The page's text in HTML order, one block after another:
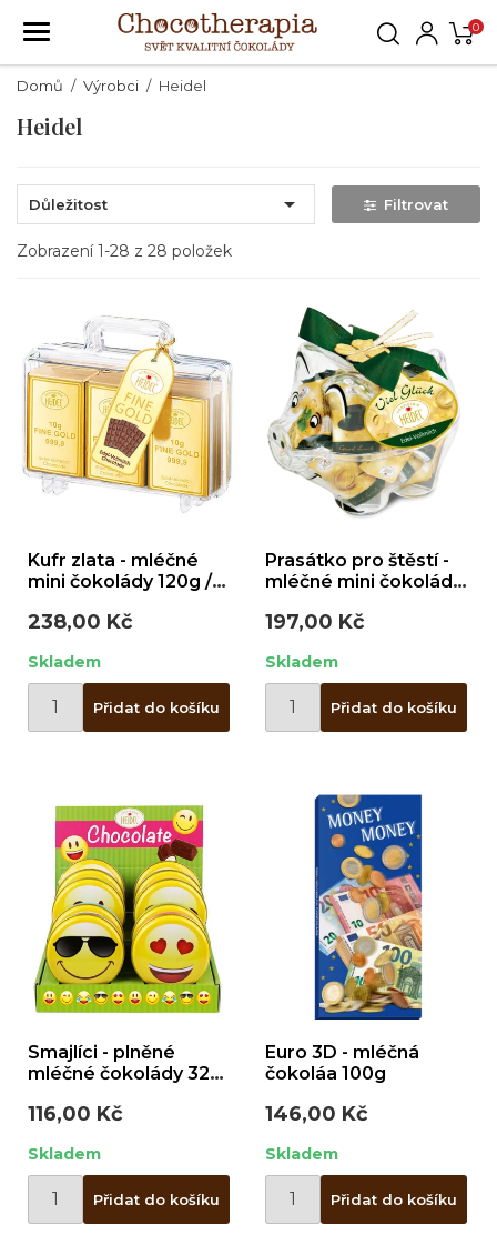
0
Domů Výrobci Heidel
Heidel
Důležitost  Filtrovat
Zobrazení 1-28 z 28 položek
Kufr zlata - mléčné
mini čokolády 120g /
238,00 Kč
Skladem
Přidat do košíku
Prasátko pro štěstí -
mléčné mini čokolády
197,00 Kč
Skladem
Přidat do košíku
Smajlíci - plněné
mléčné čokolády 32g
116,00 Kč
Skladem
Přidat do košíku
Euro 3D - mléčná
čokoláa 100g
146,00 Kč
Skladem
Přidat do košíku